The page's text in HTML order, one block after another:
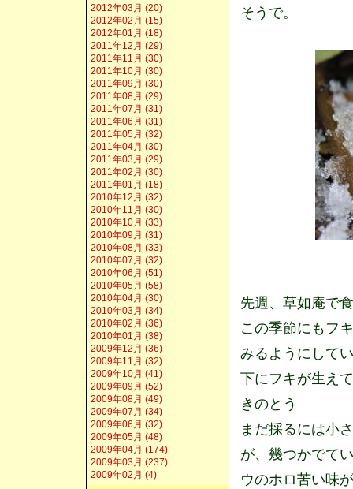
そうで。
先週、草如庵で
この季節にもフ
みるようにして
下にフキが生え
きのとう
まだ採るには小
が、幾つかでて
ウのホロ苦い味
2012年03月 (20)
2012年02月 (15)
2012年01月 (18)
2011年12月 (29)
2011年11月 (30)
2011年10月 (30)
2011年09月 (30)
2011年08月 (29)
2011年07月 (31)
2011年06月 (31)
2011年05月 (32)
2011年04月 (30)
2011年03月 (29)
2011年02月 (30)
2011年01月 (18)
2010年12月 (32)
2010年11月 (30)
2010年10月 (33)
2010年09月 (31)
2010年08月 (33)
2010年07月 (32)
2010年06月 (51)
2010年05月 (58)
2010年04月 (30)
2010年03月 (34)
2010年02月 (36)
2010年01月 (38)
2009年12月 (36)
2009年11月 (32)
2009年10月 (41)
2009年09月 (52)
2009年08月 (49)
2009年07月 (34)
2009年06月 (32)
2009年05月 (48)
2009年04月 (174)
2009年03月 (237)
2009年02月 (4)